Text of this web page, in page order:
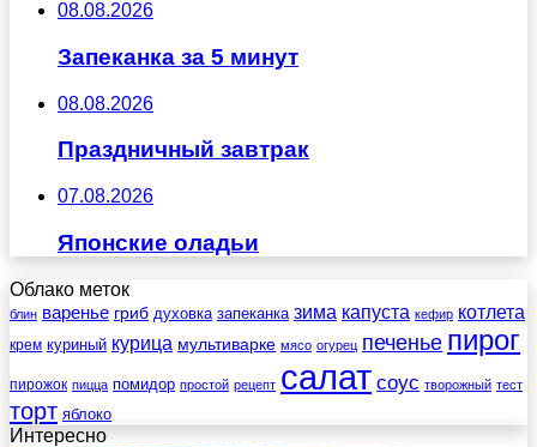
08.08.2026
Запеканка за 5 минут
08.08.2026
Праздничный завтрак
07.08.2026
Японские оладьи
Облако меток
блин варенье гриб духовка запеканка зима капуста кефир котлета
крем куриный курица мультиварке мясо огурец печенье пирог
пирожок пицца помидор простой рецепт салат соус творожный тест
торт яблоко
Интересно